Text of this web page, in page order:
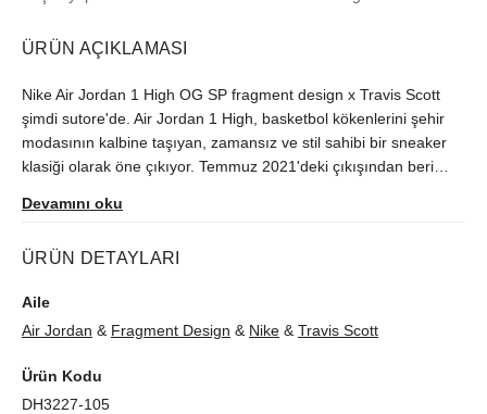
ÜRÜN AÇIKLAMASI
Nike Air Jordan 1 High OG SP fragment design x Travis Scott
şimdi sutore'de. Air Jordan 1 High, basketbol kökenlerini şehir
modasının kalbine taşıyan, zamansız ve stil sahibi bir sneaker
klasiği olarak öne çıkıyor. Temmuz 2021'deki çıkışından beri
size ulaştırılır.
Devamını oku
ÜRÜN DETAYLARI
Aile
Air Jordan & Fragment Design & Nike & Travis Scott
Ürün Kodu
DH3227-105